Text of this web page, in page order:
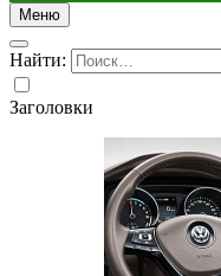
Меню
Найти:
Заголовки